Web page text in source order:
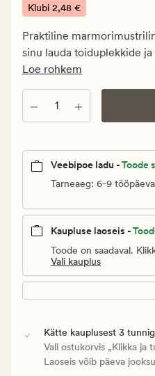
€.
2,48
€
Klubi 2,48 €
Praktiline
sinu lauda toiduplekkide
Loe rohkem
Kogus
Veebipoe ladu -Toode
Tarneaeg: 6-9
Kaupluse laoseis -
Toode on saadaval.
Vali kauplus
Kätte kauplusest 3
Vali ostukorvis „Klikka ja
Laoseis võib päeva